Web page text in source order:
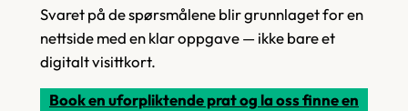
Svaret på de spørsmålene blir grunnlaget for en
nettside med en klar oppgave — ikke bare et
digitalt visittkort.
Book en uforpliktende prat og la oss finne en